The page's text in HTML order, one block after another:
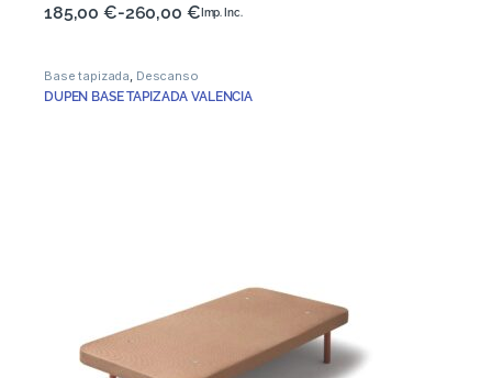
185,00€-260,00 € Imp. Inc.
Base tapizada, Descanso
DUPEN BASE TAPIZADA VALENCIA